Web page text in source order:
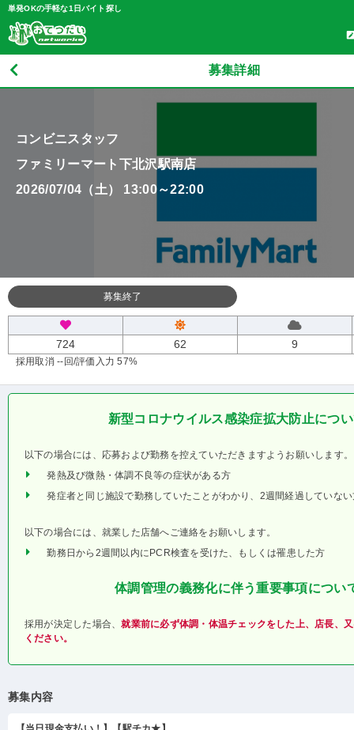
単発OKの手軽な1日バイト探し
募集詳細
コンビニスタッフ
ファミリーマート下北沢駅南店
2026/07/04（土） 13:00～22:00
募集終了
724 62 9
採用取消 --回/評価入力 57%
新型コロナウイルス感染症拡大防止につ
以下の場合には、応募および勤務を控えていただきますようお願いします。
発熱及び微熱・体調不良等の症状がある方
発症者と同じ施設で勤務していたことがわかり、2週間経過していな
以下の場合には、就業した店舗へご連絡をお願いします。
勤務日から2週間以内にPCR検査を受けた、もしくは罹患した方
体調管理の義務化に伴う重要事項につい
採用が決定した場合、就業前に必ず体調・体温チェックをした上、店長、
ください。
募集内容